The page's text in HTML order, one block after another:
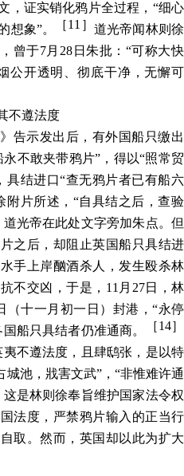
，证实销化鸦片全过程，“细心
想象”。 ［11］ 道光帝闻林则徐
曾于7月28日朱批：“可称大快
公开透明、彻底干净，无懈可
不遵法度
告示发出后，有外国船只缴出
不敢夹带鸦片”，得以“照常贸
具结进口“查无鸦片者已有船六
附片所述，“自具结之后，查验
光帝在此处文字旁加朱点。但
之后，却阻止英国船只具结进
手上岸酗酒杀人，发生殴杀林
不交凶，于是，11月27日，林
（十一月初一日）封港，“永停
船只具结者仍准通商。
［14］
不遵法度，且肆鸱张，是以特
城池，戕害文武”，“非惟难许通
这是林则徐奉旨维护国家法令权
法度，严禁鸦片输入的正当行
取。然而，英国却以此为扩大